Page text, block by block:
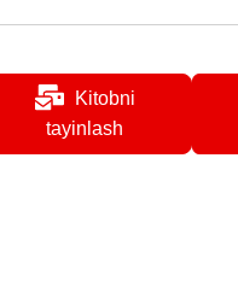
Kitobni
tayinlash